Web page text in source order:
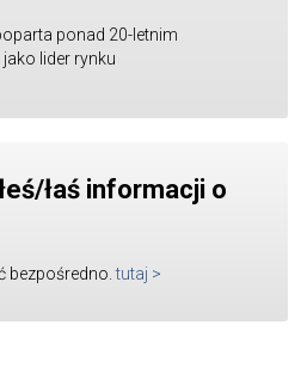
ponad 20-letnim
lider rynku
łaś informacji o
bezpośredno. tutaj >